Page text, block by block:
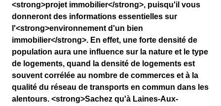
<strong>projet immobilier</strong>, puisqu'il vous
donneront des informations essentielles sur
l'<strong>environnement d'un bien
immobilier</strong>. En effet, une forte densité de
population aura une influence sur la nature et le type
de logements, quand la densité de logements est
souvent corrélée au nombre de commerces et à la
qualité du réseau de transports en commun dans les
alentours. <strong>Sachez qu'à Laines-Aux-